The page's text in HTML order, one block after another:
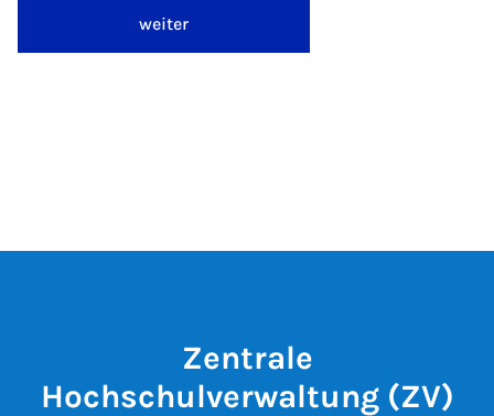
weiter
Zentrale
Hochschulverwaltung (ZV)